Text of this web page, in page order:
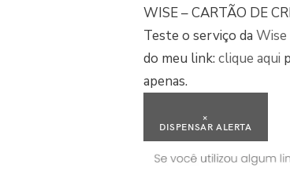
WISE – CARTÃO DE
Teste o serviço da Wise
do meu link: clique aqui
apenas.
×
DISPENSAR ALERTA